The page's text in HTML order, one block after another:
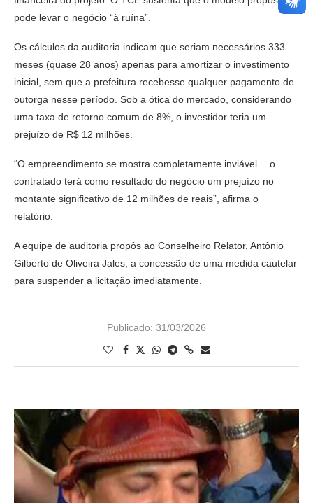
pode levar o negócio “à ruína”.
Os cálculos da auditoria indicam que seriam necessários 333
meses (quase 28 anos) apenas para amortizar o investimento
inicial, sem que a prefeitura recebesse qualquer pagamento de
outorga nesse período. Sob a ótica do mercado, considerando
uma taxa de retorno comum de 8%, o investidor teria um
prejuízo de R$ 12 milhões.
“O empreendimento se mostra completamente inviável… o
contratado terá como resultado do negócio um prejuízo no
montante significativo de 12 milhões de reais”, afirma o
relatório.
A equipe de auditoria propôs ao Conselheiro Relator, Antônio
Gilberto de Oliveira Jales, a concessão de uma medida cautelar
para suspender a licitação imediatamente.
Publicado: 31/03/2026